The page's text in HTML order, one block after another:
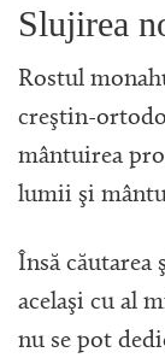
Slujirea
Rostul
creştin-
mântuirea
lumii şi
Însă căutarea
acelaşi cu al
nu se pot